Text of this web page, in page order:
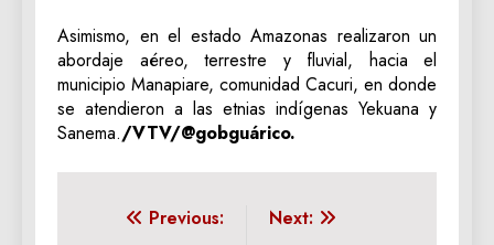
Asimismo, en el estado Amazonas realizaron un
abordaje aéreo, terrestre y fluvial, hacia el
municipio Manapiare, comunidad Cacuri, en donde
se atendieron a las etnias indígenas Yekuana y
Sanema./VTV/@gobguárico.
Navegación
Previous:
Next: